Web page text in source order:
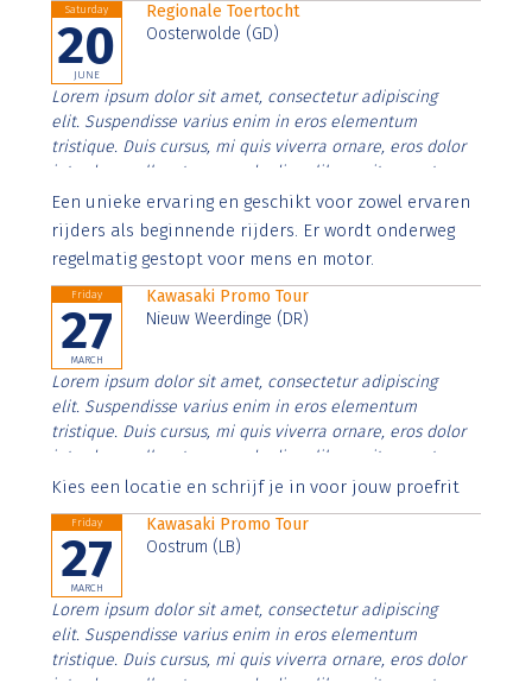
Saturday
20
JUNE
Regionale Toertocht
Oosterwolde (GD)
Lorem ipsum dolor sit amet, consectetur adipiscing
elit. Suspendisse varius enim in eros elementum
tristique. Duis cursus, mi quis viverra ornare, eros dolor
interdum nulla, ut commodo diam libero vitae erat.
Aenean faucibus nibh et justo cursus id rutrum lorem
imperdiet. Nunc ut sem vitae risus tristique posuere.
Een unieke ervaring en geschikt voor zowel ervaren
rijders als beginnende rijders. Er wordt onderweg
regelmatig gestopt voor mens en motor.
Friday
27
MARCH
Kawasaki Promo Tour
Nieuw Weerdinge (DR)
Lorem ipsum dolor sit amet, consectetur adipiscing
elit. Suspendisse varius enim in eros elementum
tristique. Duis cursus, mi quis viverra ornare, eros dolor
interdum nulla, ut commodo diam libero vitae erat.
Aenean faucibus nibh et justo cursus id rutrum lorem
Kies een locatie en schrijf je in voor jouw proefrit
Friday
27
MARCH
Kawasaki Promo Tour
Oostrum (LB)
Lorem ipsum dolor sit amet, consectetur adipiscing
elit. Suspendisse varius enim in eros elementum
tristique. Duis cursus, mi quis viverra ornare, eros dolor
interdum nulla, ut commodo diam libero vitae erat.